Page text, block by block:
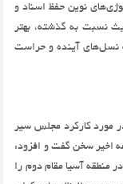
نوین حفظ اسناد و
نسبت به گذشته، بهتر
نسل‌های آینده و حراست
مورد کارکرد مجلس سیر
اخیر سخن گفت و افزود:
منطقه آسیا مقام دوم را